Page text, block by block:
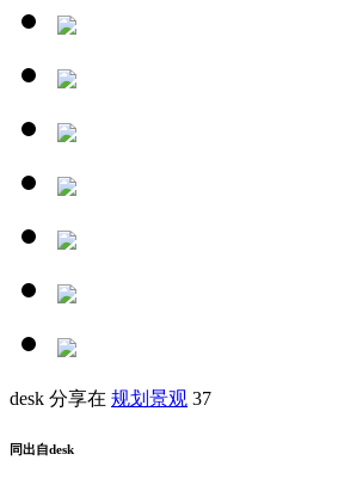
desk 分享在 规划景观 37
同出自desk